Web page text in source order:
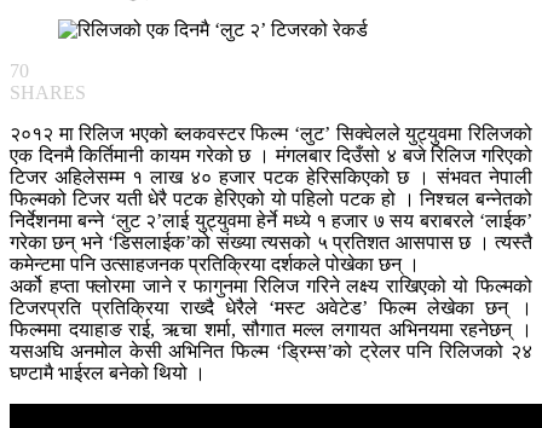
70
SHARES
२०१२ मा रिलिज भएको ब्लकवस्टर फिल्म ‘लुट’ सिक्वेलले युट्युवमा रिलिजको
एक दिनमै किर्तिमानी कायम गरेको छ । मंगलबार दिउँसो ४ बजे रिलिज गरिएको
टिजर अहिलेसम्म १ लाख ४० हजार पटक हेरिसकिएको छ । संभवत नेपाली
फिल्मको टिजर यती धेरै पटक हेरिएको यो पहिलो पटक हो । निश्चल बन्नेतको
निर्देशनमा बन्ने ‘लुट २’लाई युट्युवमा हेर्ने मध्ये १ हजार ७ सय बराबरले ‘लाईक’
गरेका छन् भने ‘डिसलाईक’को संख्या त्यसको ५ प्रतिशत आसपास छ । त्यस्तै
कमेन्टमा पनि उत्साहजनक प्रतिक्रिया दर्शकले पोखेका छन् ।
अर्को हप्ता फ्लोरमा जाने र फागुनमा रिलिज गरिने लक्ष्य राखिएको यो फिल्मको
टिजरप्रति प्रतिक्रिया राख्दै धेरैले ‘मस्ट अवेटेड’ फिल्म लेखेका छन् ।
फिल्ममा दयाहाङ राई, ऋचा शर्मा, सौगात मल्ल लगायत अभिनयमा रहनेछन् ।
यसअघि अनमोल केसी अभिनित फिल्म ‘ड्रिम्स’को ट्रेलर पनि रिलिजको २४
घण्टामै भाईरल बनेको थियो ।